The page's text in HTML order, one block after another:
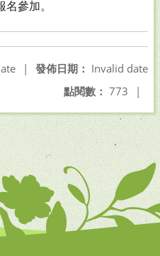
參加。
發佈日期： Invalid date
|
點閱數： 773 |